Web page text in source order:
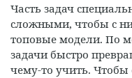
Часть задач
сложными, чтобы с
топовые модели. По
задачи быстро
чему-то учить. Чтобы